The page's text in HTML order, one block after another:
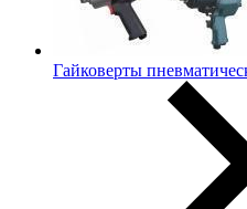
Гайковерты